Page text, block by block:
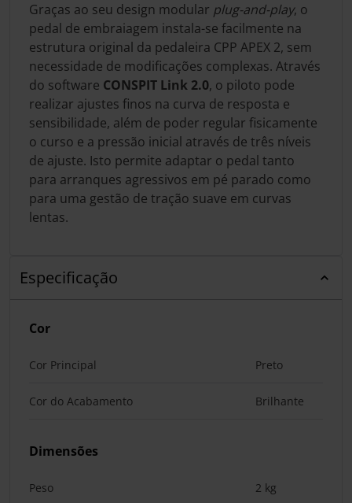
Graças ao seu design modular plug-and-play, o
pedal de embraiagem instala-se facilmente na
estrutura original da pedaleira CPP APEX 2, sem
necessidade de modificações complexas. Através
do software CONSPIT Link 2.0, o piloto pode
realizar ajustes finos na curva de resposta e
sensibilidade, além de poder regular fisicamente
o curso e a pressão inicial através de três níveis
de ajuste. Isto permite adaptar o pedal tanto
para arranques agressivos em pé parado como
para uma gestão de tração suave em curvas
lentas.
Especificação
Cor
Cor Principal Preto
Cor do Acabamento Brilhante
Dimensões
Peso 2 kg